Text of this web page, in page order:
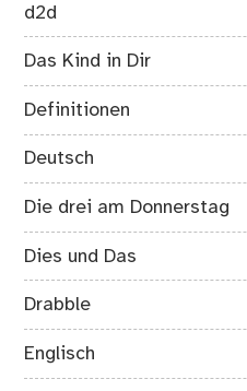
d2d
Das Kind in Dir
Definitionen
Deutsch
Die drei am Donnerstag
Dies und Das
Drabble
Englisch